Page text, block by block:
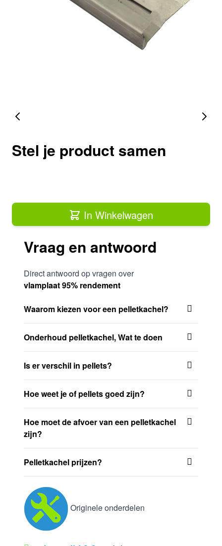
Stel je product samen
In Winkelwagen
Vraag en antwoord
Direct antwoord op vragen over
vlamplaat 95% rendement
Waarom kiezen voor een pelletkachel?
Onderhoud pelletkachel, Wat te doen
Is er verschil in pellets?
Hoe weet je of pellets goed zijn?
Hoe moet de afvoer van een pelletkachel
zijn?
Pelletkachel prijzen?
Originele onderdelen